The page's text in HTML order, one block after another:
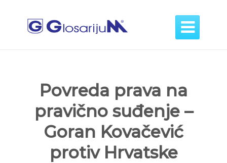

Povreda prava na
pravično suđenje –
Goran Kovačević
protiv Hrvatske